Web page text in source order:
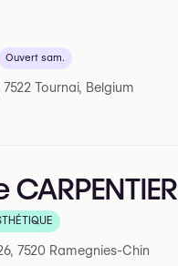
Ouvert sam.
Tournai, Belgium
CARPENTIER
Google
7520 Ramegnies-Chin